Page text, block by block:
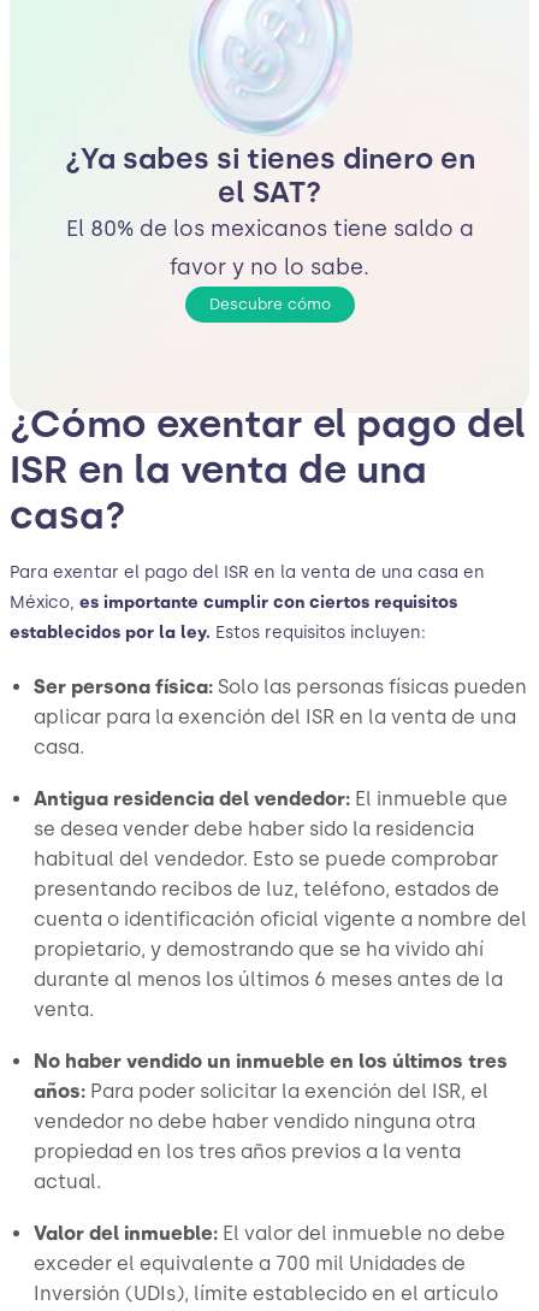
¿Ya sabes si tienes dinero en
el SAT?
El 80% de los mexicanos tiene saldo a
favor y no lo sabe.
Descubre cómo
¿Cómo exentar el pago del
ISR en la venta de una
casa?
Para exentar el pago del ISR en la venta de una casa en
México, es importante cumplir con ciertos requisitos
establecidos por la ley. Estos requisitos incluyen:
Ser persona física: Solo las personas físicas pueden
aplicar para la exención del ISR en la venta de una
casa.
Antigua residencia del vendedor: El inmueble que
se desea vender debe haber sido la residencia
habitual del vendedor. Esto se puede comprobar
presentando recibos de luz, teléfono, estados de
cuenta o identificación oficial vigente a nombre del
propietario, y demostrando que se ha vivido ahí
durante al menos los últimos 6 meses antes de la
venta.
No haber vendido un inmueble en los últimos tres
años: Para poder solicitar la exención del ISR, el
vendedor no debe haber vendido ninguna otra
propiedad en los tres años previos a la venta
actual.
Valor del inmueble: El valor del inmueble no debe
exceder el equivalente a 700 mil Unidades de
Inversión (UDIs), límite establecido en el artículo